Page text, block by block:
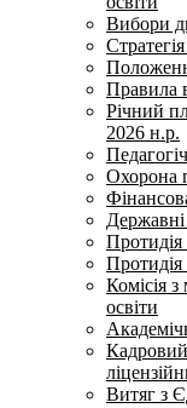
Вибори
Правила
Річний
2026 н.р.
Охорона
Державні
Протидія
Протидія
Комісія з
освіти
Кадровий
Витяг з